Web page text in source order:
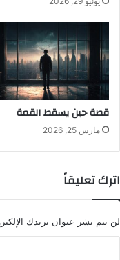
قصة حين يسقط القمة
مارس 25, 2026
اترك تعليقاً
لن يتم نشر عنوان بريدك